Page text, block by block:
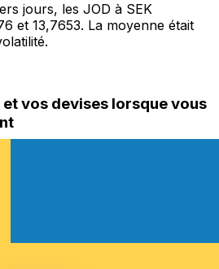
jours, les JOD à SEK
et 13,7653. La moyenne était
vos devises lorsque vous